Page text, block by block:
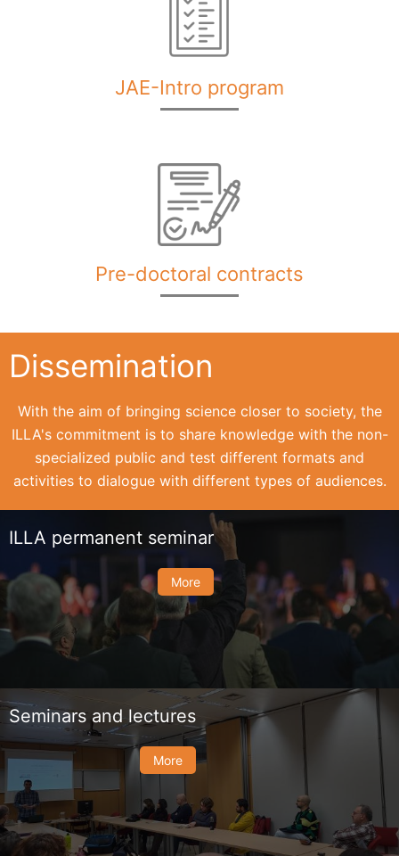
JAE-Intro program
Pre-doctoral contracts
Dissemination
With the aim of bringing science closer to society, the
ILLA's commitment is to share knowledge with the non-
specialized public and test different formats and
activities to dialogue with different types of audiences.
ILLA permanent seminar
More
Seminars and lectures
More